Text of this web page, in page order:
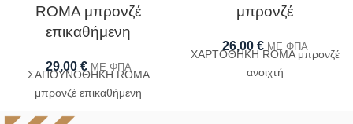
ROMA μπρονζέ
επικαθήμενη
29,00 € ΜΕ ΦΠΑ
ΣΑΠΟΥΝΟΘΗΚΗ ROMA
μπρονζέ επικαθήμενη
μπρονζέ
26,00 € ΜΕ ΦΠΑ
ΧΑΡΤΟΘΗΚΗ ROMA μπρονζέ
ανοιχτή